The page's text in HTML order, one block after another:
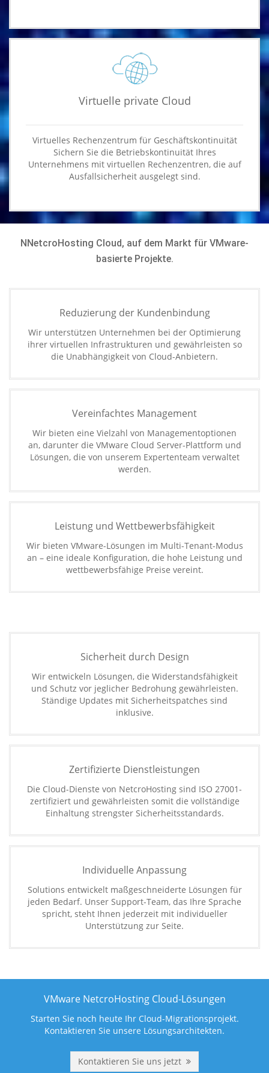
Virtuelle private Cloud
Virtuelles Rechenzentrum für Geschäftskontinuität
Sichern Sie die Betriebskontinuität Ihres
Unternehmens mit virtuellen Rechenzentren, die auf
Ausfallsicherheit ausgelegt sind.
NNetcroHosting Cloud, auf dem Markt für VMware-
basierte Projekte.
Reduzierung der Kundenbindung
Wir unterstützen Unternehmen bei der Optimierung
ihrer virtuellen Infrastrukturen und gewährleisten so
die Unabhängigkeit von Cloud-Anbietern.
Vereinfachtes Management
Wir bieten eine Vielzahl von Managementoptionen
an, darunter die VMware Cloud Server-Plattform und
Lösungen, die von unserem Expertenteam verwaltet
werden.
Leistung und Wettbewerbsfähigkeit
Wir bieten VMware-Lösungen im Multi-Tenant-Modus
an – eine ideale Konfiguration, die hohe Leistung und
wettbewerbsfähige Preise vereint.
Sicherheit durch Design
Wir entwickeln Lösungen, die Widerstandsfähigkeit
und Schutz vor jeglicher Bedrohung gewährleisten.
Ständige Updates mit Sicherheitspatches sind
inklusive.
Zertifizierte Dienstleistungen
Die Cloud-Dienste von NetcroHosting sind ISO 27001-
zertifiziert und gewährleisten somit die vollständige
Einhaltung strengster Sicherheitsstandards.
Individuelle Anpassung
Solutions entwickelt maßgeschneiderte Lösungen für
jeden Bedarf. Unser Support-Team, das Ihre Sprache
spricht, steht Ihnen jederzeit mit individueller
Unterstützung zur Seite.
VMware NetcroHosting Cloud-Lösungen
Starten Sie noch heute Ihr Cloud-Migrationsprojekt.
Kontaktieren Sie unsere Lösungsarchitekten.
Kontaktieren Sie uns jetzt